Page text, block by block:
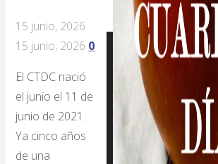
15 junio, 2026
15 junio, 2026 0
El CTDC nació
el junio el 11 de
junio de 2021.
Ya cinco años
de una